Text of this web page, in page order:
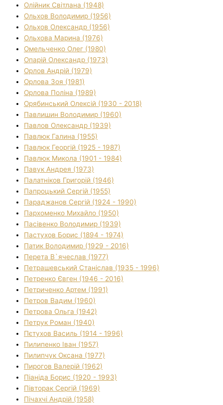
Олійник Світлана (1948)
Ольхов Володимир (1956)
Ольхов Олександр (1956)
Ольхова Марина (1976)
Омельченко Олег (1980)
Опарій Олександр (1973)
Орлов Андрій (1979)
Орлова Зоя (1981)
Орлова Поліна (1989)
Орябинський Олексій (1930 - 2018)
Павлишин Володимир (1960)
Павлов Олександр (1939)
Павлюк Галина (1955)
Павлюк Георгій (1925 - 1987)
Павлюк Микола (1901 - 1984)
Павук Андрея (1973)
Палатніков Григорій (1946)
Папроцький Сергій (1955)
Параджанов Сергій (1924 - 1990)
Пархоменко Михайло (1950)
Пасівенко Володимир (1939)
Пастухов Борис (1894 - 1974)
Патик Володимир (1929 - 2016)
Перета В`ячеслав (1977)
Петрашевський Станіслав (1935 - 1996)
Петренко Євген (1946 - 2016)
Петриченко Артем (1991)
Петров Вадим (1960)
Петрова Ольга (1942)
Петрук Роман (1940)
Пєтухов Василь (1914 - 1996)
Пилипенко Іван (1957)
Пилипчук Оксана (1977)
Пирогов Валерій (1962)
Піаніда Борис (1920 - 1993)
Півторак Сергій (1969)
Пічахчі Андрій (1958)